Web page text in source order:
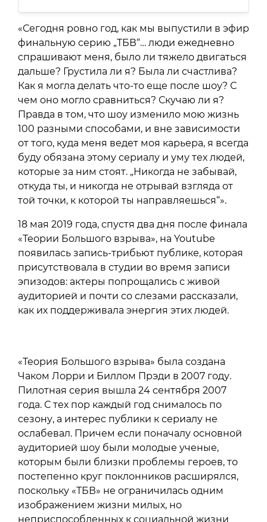
«Сегодня ровно год, как мы выпустили в эфир
финальную серию „ТБВ“… люди ежедневно
спрашивают меня, было ли тяжело двигаться
дальше? Грустила ли я? Была ли счастлива?
Как я могла делать что-то еще после шоу? С
чем оно могло сравниться? Скучаю ли я?
Правда в том, что шоу изменило мою жизнь
100 разными способами, и вне зависимости
от того, куда меня ведет моя карьера, я всегда
буду обязана этому сериалу и уму тех людей,
которые за ним стоят. „Никогда не забывай,
откуда ты, и никогда не отрывай взгляда от
той точки, к которой ты направляешься“».
18 мая 2019 года, спустя два дня после финала
«Теории Большого взрыва», на Youtube
появилась запись-трибьют публике, которая
присутствовала в студии во время записи
эпизодов: актеры попрощались с живой
аудиторией и почти со слезами рассказали,
как их поддерживала энергия этих людей.
«Теория Большого взрыва» была создана
Чаком Лорри и Биллом Прэди в 2007 году.
Пилотная серия вышла 24 сентября 2007
года. С тех пор каждый год снималось по
сезону, а интерес публики к сериалу не
ослабевал. Причем если поначалу основной
аудиторией шоу были молодые ученые,
которым были близки проблемы героев, то
постепенно круг поклонников расширялся,
поскольку «ТБВ» не ограничилась одним
изображением жизни милых, но
неприспособленных к социальной жизни